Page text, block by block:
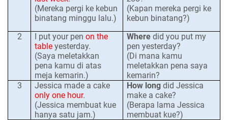
(Mereka pergi ke kebun
binatang minggu lalu.)
(Kapan mereka pergi ke
kebun binatang?)
2
I put your penon the
tableyesterday.
(Saya meletakkan
pena kamu di atas
meja kemarin.)
Where did you put my
pen yesterday?
(Di mana kamu
meletakkan pena saya
kemarin?
3
Jessica made a cake
only one hour.
(Jessica membuat kue
hanya satu jam.)
How long did Jessica
make a cake?
(Berapa lama Jessica
membuat kue?)